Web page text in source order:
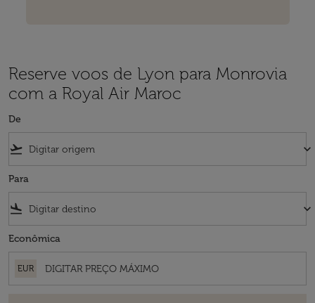
Reserve voos de Lyon para Monrovia
com a Royal Air Maroc
De
flight_takeoff keyboard_arrow_down
Para
flight_land keyboard_arrow_down
Econômica
EUR